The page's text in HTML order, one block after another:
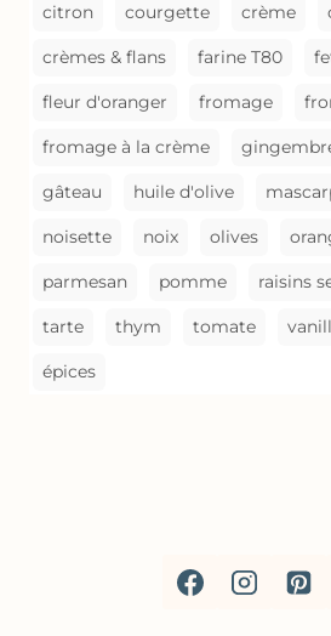
citron courgette crème
crèmes & flans farine T80
fleur d'oranger fromage
fromage à la crème
gâteau huile d'olive
noisette noix olives
parmesan pomme raisins
tarte thym tomate
épices